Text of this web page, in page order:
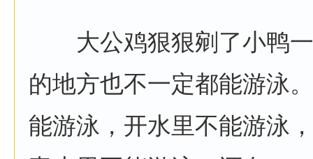
大公鸡狠狠剜了小鸭一
的地方也不一定都能游泳
能游泳，开水里不能游泳